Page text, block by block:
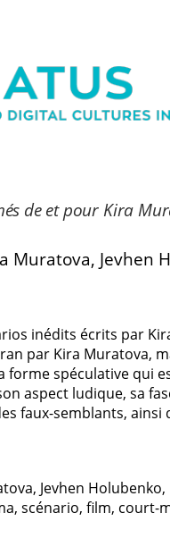
de et pour Kira
Muratova, Jevhen
inédits écrits par
par Kira Muratova,
spéculative qui
aspect ludique, sa
faux-semblants,
Jevhen
scénario, film, court-